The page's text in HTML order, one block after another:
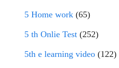
5 Home work (65)
5 th Onlie Test (252)
5th e learning video (122)